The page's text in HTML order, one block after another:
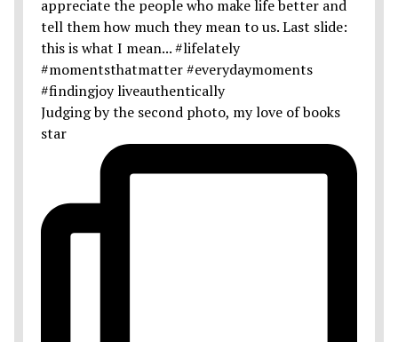
Judging by the second photo, my love of books
star